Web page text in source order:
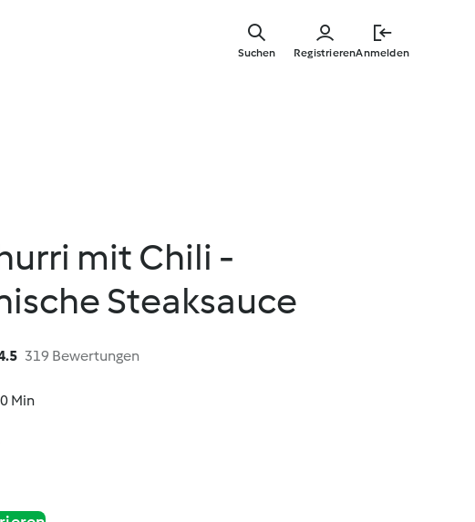
springen
RegistrierenAnmelden
Suchen
mit Chili -
Steaksauce
319 Bewertungen
Min